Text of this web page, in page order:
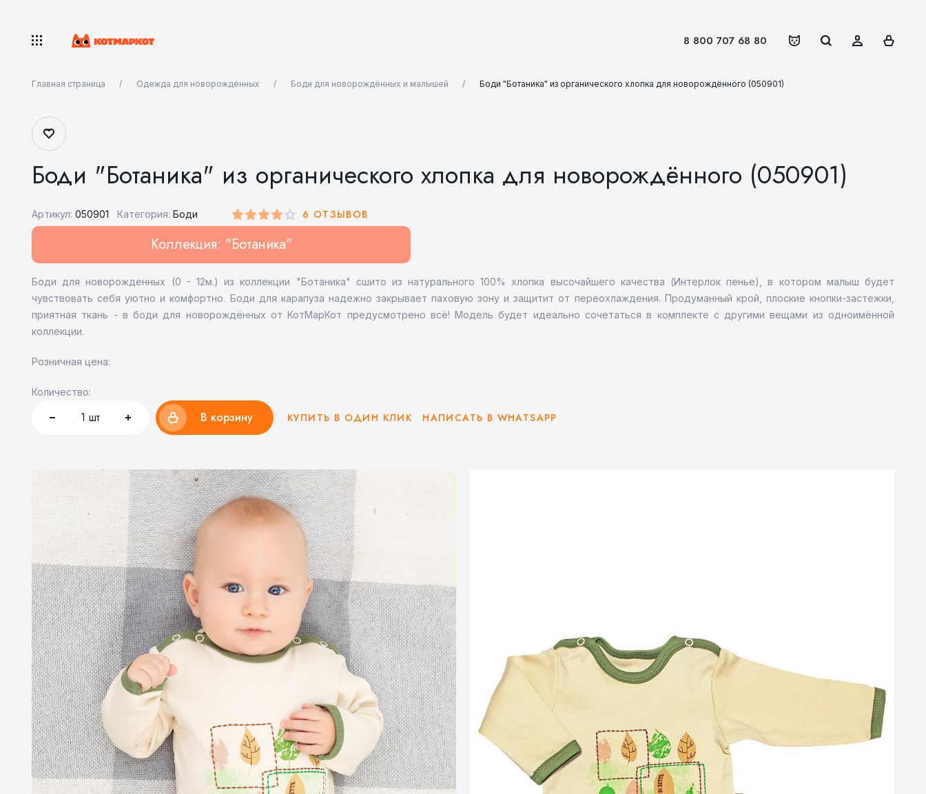
8 800 707 68 80
Главная страница Одежда для новорождённых Боди для новорождённых и малышей Боди "Ботаника" из органического хлопка для новорождённого (050901)
Боди "Ботаника" из органического хлопка для новорождённого (050901)
Артикул: 050901 Категория: Боди 6 ОТЗЫВОВ
Коллекция: "Ботаника"
Боди для новорожденных (0 - 12м.) из коллекции "Ботаника" сшито из натурального 100% хлопка высочайшего качества (Интерлок пенье), в котором малыш будет
чувствовать себя уютно и комфортно. Боди для карапуза надежно закрывает паховую зону и защитит от переохлаждения. Продуманный крой, плоские кнопки-застежки,
приятная ткань - в боди для новорождённых от КотМарКот предусмотрено всё! Модель будет идеально сочетаться в комплекте с другими вещами из одноимённой
коллекции.
Розничная цена:
Количество:
1 шт В корзину КУПИТЬ В ОДИН КЛИК НАПИСАТЬ В WHATSAPP